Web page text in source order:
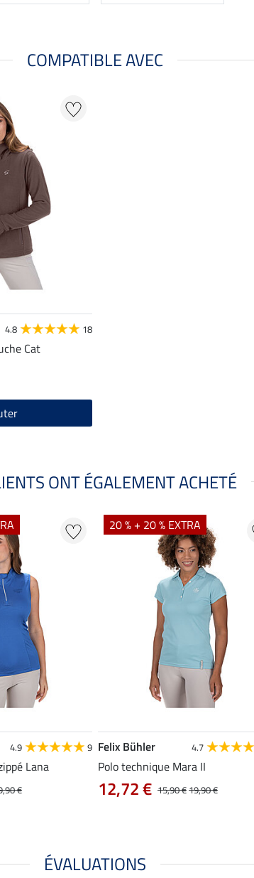
COMPATIBLE AVEC
4.8 18
Cat
ONT ÉGALEMENT ACHETÉ
4.9 9
Lana
€
20 % + 20 % EXTRA
Felix Bühler 4.7
Polo technique Mara II
15,90 €19,90 €
12,72 €
ÉVALUATIONS